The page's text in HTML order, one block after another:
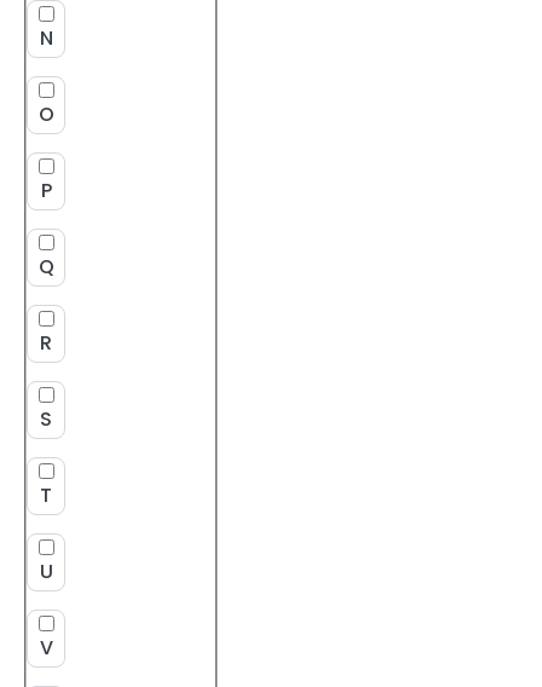
N
O
P
Q
R
S
T
U
V